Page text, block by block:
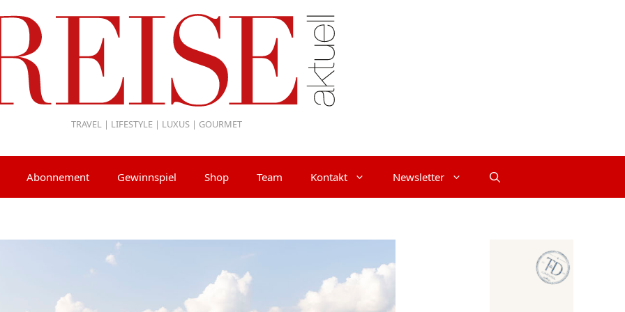
TRAVEL | LIFESTYLE | LUXUS | GOURMET
Abonnement Gewinnspiel Shop Team Kontakt Newsletter